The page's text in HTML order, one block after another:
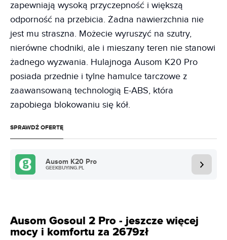
zapewniają wysoką przyczepność i większą
odporność na przebicia. Żadna nawierzchnia nie
jest mu straszna. Możecie wyruszyć na szutry,
nierówne chodniki, ale i mieszany teren nie stanowi
żadnego wyzwania. Hulajnoga Ausom K20 Pro
posiada przednie i tylne hamulce tarczowe z
zaawansowaną technologią E-ABS, która
zapobiega blokowaniu się kół.
SPRAWDŹ OFERTĘ
Ausom K20 Pro
GEEKBUYING.PL
Ausom Gosoul 2 Pro - jeszcze więcej
mocy i komfortu za 2679zł